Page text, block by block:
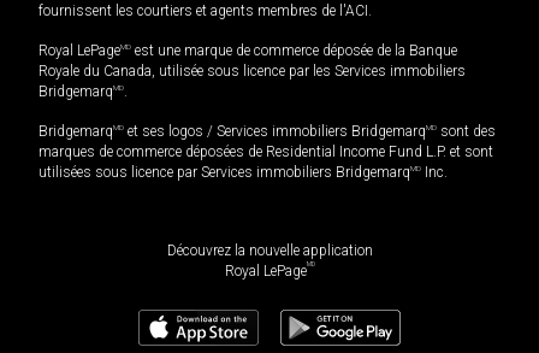
fournissent les courtiers et agents membres de l'ACI.
Royal LePageMD est une marque de commerce déposée de la Banque
Royale du Canada, utilisée sous licence par les Services immobiliers
BridgemarqMD.
BridgemarqMD et ses logos / Services immobiliers BridgemarqMD sont des
marques de commerce déposées de Residential Income Fund L.P. et sont
utilisées sous licence par Services immobiliers BridgemarqMD Inc.
Découvrez la nouvelle application
Royal LePageMD